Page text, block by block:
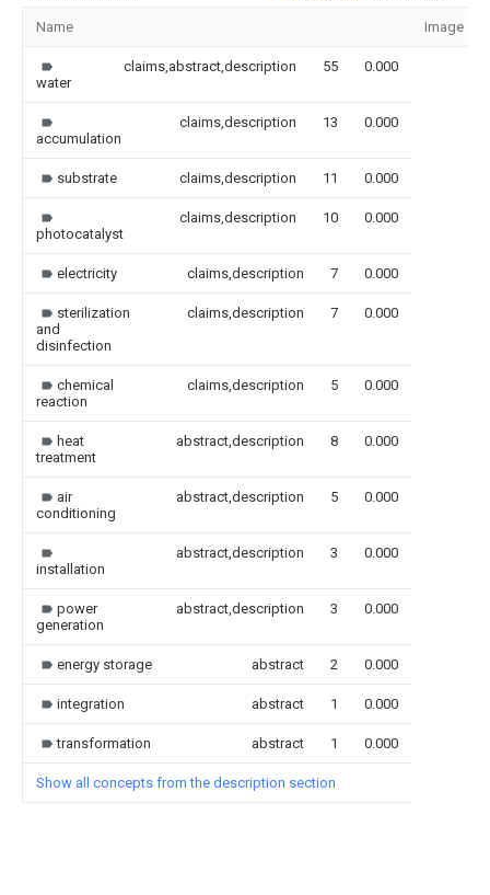
Name Image
water
claims,abstract,description 55 0.000
accumulation
claims,description 13 0.000
substrate claims,description 11 0.000
photocatalyst
claims,description 10 0.000
electricity claims,description 7 0.000
sterilization
and
disinfection
claims,description 7 0.000
chemical
reaction
claims,description 5 0.000
heat
treatment
abstract,description 8 0.000
air
conditioning
abstract,description 5 0.000
installation
abstract,description 3 0.000
power
generation
abstract,description 3 0.000
energy storage abstract 2 0.000
integration abstract 1 0.000
transformation abstract 1 0.000
Show all concepts from the description section